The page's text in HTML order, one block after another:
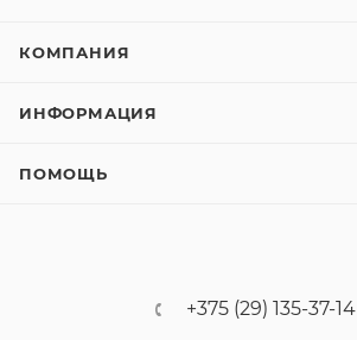
КОМПАНИЯ
ИНФОРМАЦИЯ
ПОМОЩЬ
+375 (29) 135-37-14